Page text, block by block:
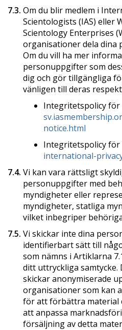
7.3. Om du blir medlem i
Scientologists (IAS) eller
Scientology Enterprises
organisationer dela dina
Om du vill ha mer
personuppgifter som
dig och gör tillgängliga
vänligen till deras
Integritetspolicy för
notice.html
Integritetspolicy för
international-
7.4. Vi kan vara rättsligt
personuppgifter med
myndigheter eller
myndigheter, statliga
vilket inbegriper
7.5. Vi skickar inte dina
identifierbart sätt till
som nämns i Artiklarna
ditt uttryckliga samtycke.
skickar anonymiserade
organisationer som kan
för att förbättra material
att anpassa
försäljning av detta